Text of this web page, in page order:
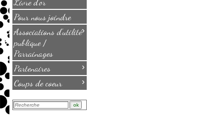
Pour nous joindre
Associations d'utilité
publique /
Parrainages
›
Partenaires ›
Coups de coeur ›